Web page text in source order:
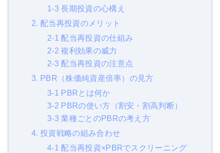
1-3 長期投資の心構え
2. 配当再投資のメリット
2-1 配当再投資の仕組み
2-2 複利効果の威力
2-3 配当再投資の注意点
3. PBR（株価純資産倍率）の見方
3-1 PBRとは何か
3-2 PBRの使い方（割安・割高判断）
3-3 業種ごとのPBRの考え方
4. 投資戦略の組み合わせ
4-1 配当再投資×PBRでスクリーニング